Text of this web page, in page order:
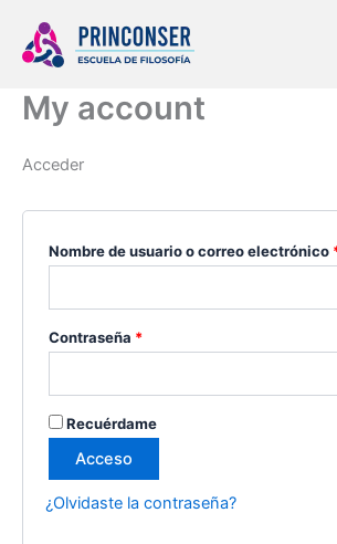
contenido
My account
Acceder
Nombre de usuario o correo electrónico
Contraseña *
Recuérdame
Acceso
¿Olvidaste la contraseña?